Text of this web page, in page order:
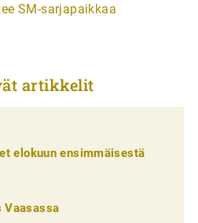
SM-sarjapaikkaa
artikkelit
elokuun ensimmäisestä